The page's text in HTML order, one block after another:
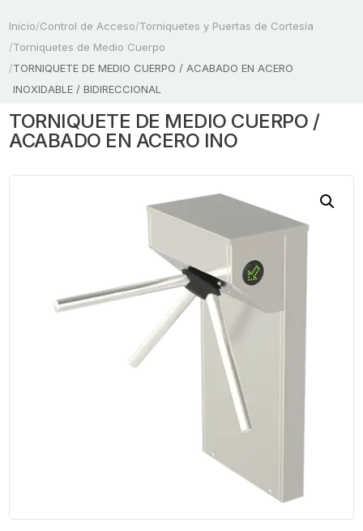
Inicio/Control de Acceso/Torniquetes y Puertas de Cortesía
/Torniquetes de Medio Cuerpo
/TORNIQUETE DE MEDIO CUERPO / ACABADO EN ACERO
INOXIDABLE / BIDIRECCIONAL
TORNIQUETE DE MEDIO CUERPO /
ACABADO EN ACERO INO